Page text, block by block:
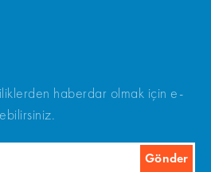
haberdar olmak için e-